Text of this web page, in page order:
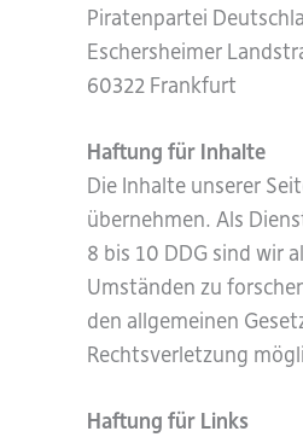
Piratenpartei
Eschersheimer
60322 Frankfurt
Haftung für Inhalte
Die Inhalte unserer
übernehmen. Als
8 bis 10 DDG sind wir
Umständen zu
den allgemeinen
Rechtsverletzung
Haftung für Links